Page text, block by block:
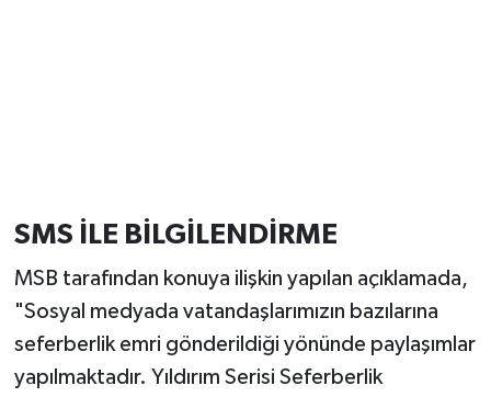
SMS İLE BİLGİLENDİRME
MSB tarafından konuya ilişkin yapılan açıklamada,
"Sosyal medyada vatandaşlarımızın bazılarına
seferberlik emri gönderildiği yönünde paylaşımlar
yapılmaktadır. Yıldırım Serisi Seferberlik